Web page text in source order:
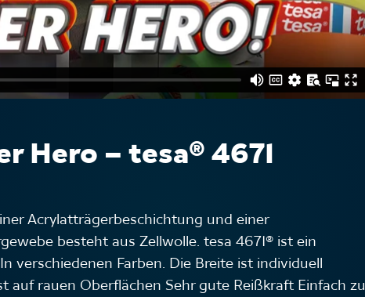
Hero – tesa® 4671
Acrylatträgerbeschichtung und einer
besteht aus Zellwolle. tesa 4671® ist ein
verschiedenen Farben. Die Breite ist individuell
auf rauen Oberflächen Sehr gute Reißkraft Einfach zu